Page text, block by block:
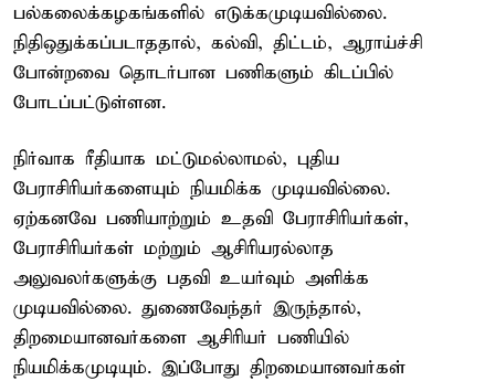
பல்கலைக்கழகங்களில் எடுக்கமுடியவில்லை.
நிதிஒதுக்கப்படாததால், கல்வி, திட்டம், ஆராய்ச்சி
போன்றவை தொடர்பான பணிகளும் கிடப்பில்
போடப்பட்டுள்ளன.
நிர்வாக ரீதியாக மட்டுமல்லாமல், புதிய
பேராசிரியர்களையும் நியமிக்க முடியவில்லை.
ஏற்கனவே பணியாற்றும் உதவி பேராசிரியர்கள்,
பேராசிரியர்கள் மற்றும் ஆசிரியரல்லாத
அலுவலர்களுக்கு பதவி உயர்வும் அளிக்க
முடியவில்லை. துணைவேந்தர் இருந்தால்,
திறமையானவர்களை ஆசிரியர் பணியில்
நியமிக்கமுடியும். இப்போது திறமையானவர்கள்